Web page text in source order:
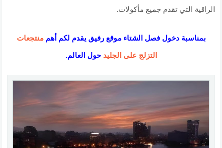
الراقية التي تقدم جميع مأكولات.
بمناسبة دخول فصل الشتاء موقع رفيق يقدم لكم أهممنتجعات
التزلج على الجليد حول العالم.